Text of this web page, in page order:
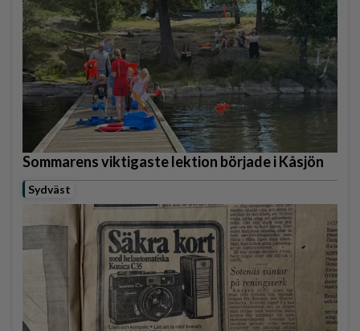
Sommarens viktigaste lektion började i Kåsjön
Sydväst